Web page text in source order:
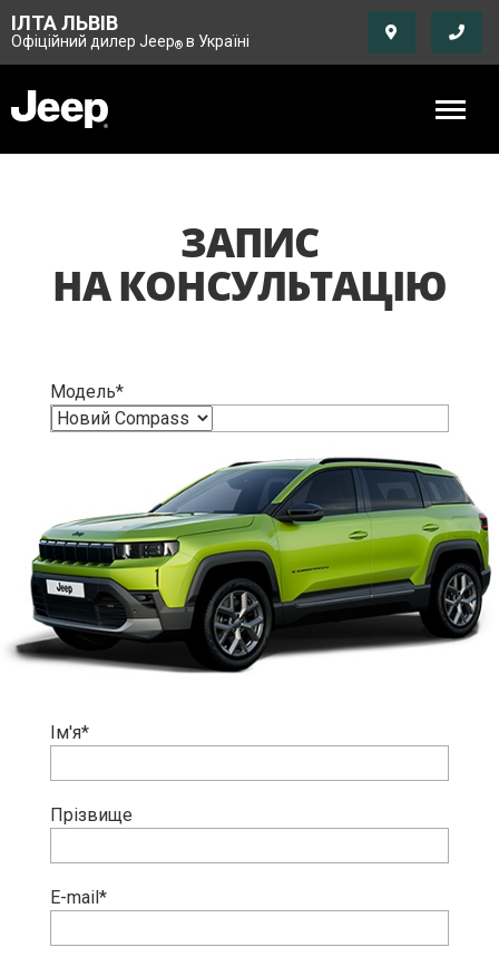
ІЛТА ЛЬВІВ
Офіційний дилер Jeep® в Україні
ЗАПИС
НА КОНСУЛЬТАЦІЮ